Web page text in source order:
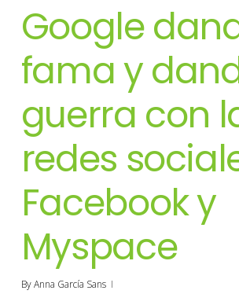
Google
fama y
guerra con
redes
Facebook y
Myspace
ByAnna García Sans